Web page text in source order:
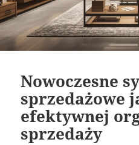
Nowoczesne
sprzedażowe
efektywnej
sprzedaży